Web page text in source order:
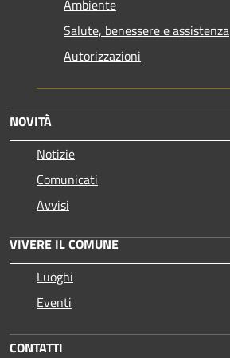
Ambiente
Salute, benessere e assistenza
Autorizzazioni
NOVITÀ
Notizie
Comunicati
Avvisi
VIVERE IL COMUNE
Luoghi
Eventi
CONTATTI